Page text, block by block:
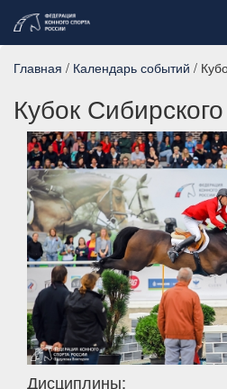
Главная / Календарь событий /
Кубок
Дисциплины: